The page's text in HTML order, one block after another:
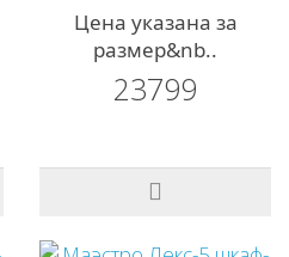
Цена указана за
размер&nb..
23799